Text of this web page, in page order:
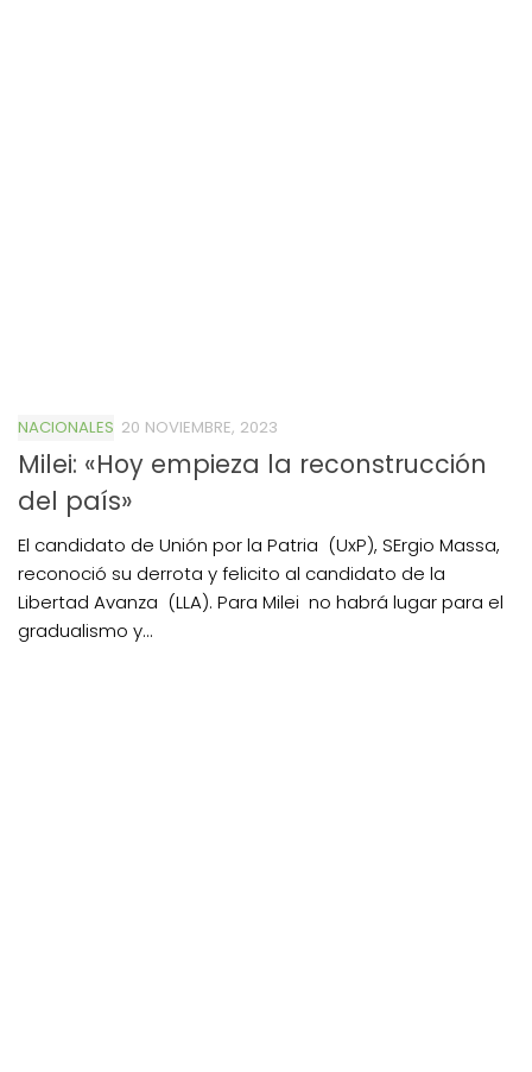
NACIONALES 20 NOVIEMBRE, 2023
Milei: «Hoy empieza la reconstrucción
del país»
El candidato de Unión por la Patria (UxP), SErgio Massa,
reconoció su derrota y felicito al candidato de la
Libertad Avanza (LLA). Para Milei no habrá lugar para el
gradualismo y...